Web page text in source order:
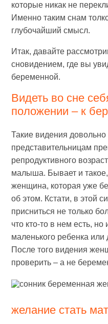
которые никак не
Именно таким снам
глубочайший смысл.
Итак, давайте
сновидением, где вы
беременной.
Видеть во сне
положении – к
Такие видения довольно
представительницам
репродуктивного
малыша. Бывает и
женщина, которая уже
об этом. Кстати, в этой
присниться не только
что кто-то в нем есть,
маленького ребенка
После того видения
проверить – а не
желание стать